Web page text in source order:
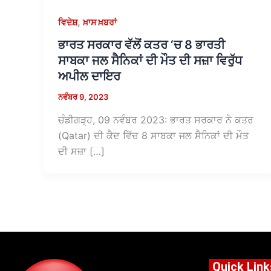
ਵਿਦੇਸ਼,ਖ਼ਾਸ ਖ਼ਬਰਾਂ
ਭਾਰਤ ਸਰਕਾਰ ਵੱਲੋਂ ਕਤਰ ‘ਚ 8 ਭਾਰਤੀ
ਸਾਬਕਾ ਜਲ ਸੈਨਿਕਾਂ ਦੀ ਮੌਤ ਦੀ ਸਜ਼ਾ ਵਿਰੁੱਧ
ਅਪੀਲ ਦਾਇਰ
ਨਵੰਬਰ 9, 2023
ਚੰਡੀਗੜ੍ਹ, 09 ਨਵੰਬਰ 2023: ਭਾਰਤ ਸਰਕਾਰ ਨੇ ਕਤਰ
(Qatar) ਦੀ ਕੈਦ ਵਿੱਚ 8 ਸਾਬਕਾ ਜਲ ਸੈਨਿਕਾਂ ਦੀ ਮੌਤ
ਦੀ ਸਜ਼ਾ […]
Quick